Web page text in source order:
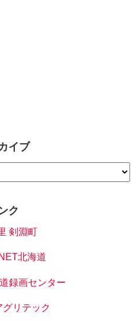
イブ
ク
剣淵町
北海道
録画センター
リテック